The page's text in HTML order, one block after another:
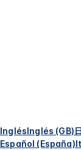
InglésInglés (GB)
Español (España)